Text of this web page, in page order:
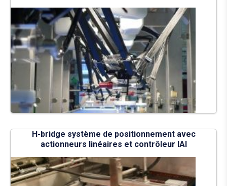
H-bridge système de positionnement avec
actionneurs linéaires et contrôleur IAI